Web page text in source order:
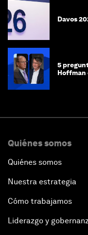
Davos
5
Hoffman
Quiénes somos
Quiénes somos
Nuestra estrategia
Cómo trabajamos
Liderazgo y